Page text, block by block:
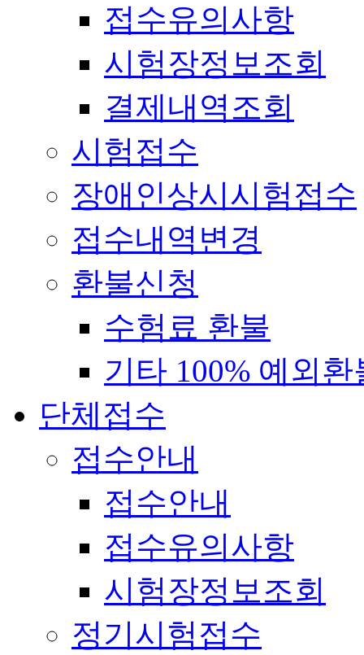
접수유의사항
시험장정보조회
결제내역조회
시험접수
장애인상시시험접수
접수내역변경
환불신청
수험료 환불
기타 100% 예외환
단체접수
접수안내
접수안내
접수유의사항
시험장정보조회
정기시험접수